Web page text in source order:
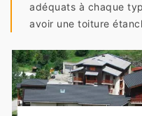
adéquats à chaque
avoir une toiture